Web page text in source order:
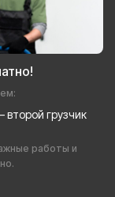
грузчик
работы и